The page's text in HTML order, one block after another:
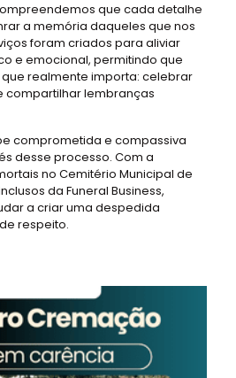
que cada detalhe
a memória daqueles que nos
foram criados para aliviar
e emocional, permitindo que
realmente importa: celebrar
compartilhar lembranças
comprometida e compassiva
desse processo. Com a
no Cemitério Municipal de
da Funeral Business,
a criar uma despedida
respeito.